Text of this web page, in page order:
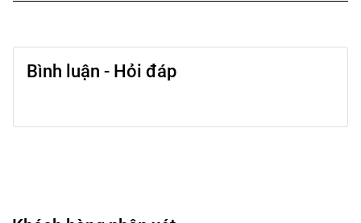
Bình luận - Hỏi đáp